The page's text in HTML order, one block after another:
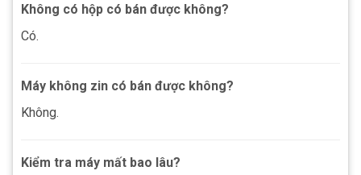
Không có hộp có bán được không?
Có.
Máy không zin có bán được không?
Không.
Kiểm tra máy mất bao lâu?